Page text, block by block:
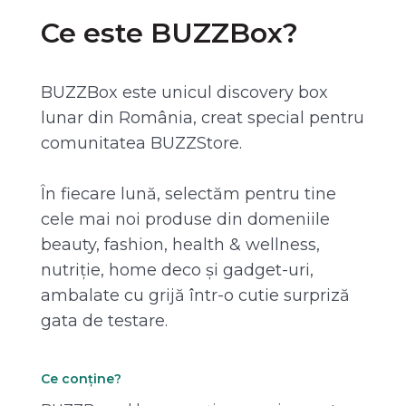
Ce este BUZZBox?
BUZZBox este unicul discovery box
lunar din România, creat special pentru
comunitatea BUZZStore.
În fiecare lună, selectăm pentru tine
cele mai noi produse din domeniile
beauty, fashion, health & wellness,
nutriție, home deco și gadget-uri,
ambalate cu grijă într-o cutie surpriză
gata de testare.
Ce conține?